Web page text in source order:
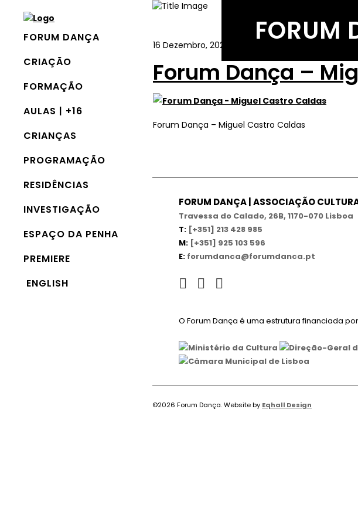
FORUM DANÇA
CRIAÇÃO
FORMAÇÃO
AULAS | +16
CRIANÇAS
PROGRAMAÇÃO
RESIDÊNCIAS
INVESTIGAÇÃO
ESPAÇO DA PENHA
PREMIERE
ENGLISH
FORUM
16 Dezembro, 2020
Forum Dança –
Forum Dança – Miguel Castro Caldas
FORUM DANÇA | ASSOCIAÇÃO
Travessa do Calado, 26B, 1170-070 Lisboa
T: [+351] 213 428 985
M: [+351] 925 103 596
E: forumdanca@forumdanca.pt
O Forum Dança é uma estrutura financiada por
©2026 Forum Dança. Website by Eqhall Design